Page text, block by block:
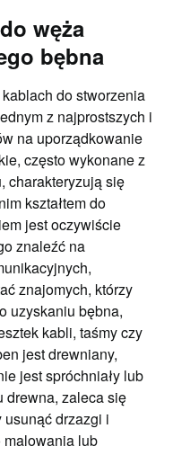
węża
bębna
do stworzenia
z najprostszych i
na uporządkowanie
często wykonane z
charakteryzują się
kształtem do
jest oczywiście
znaleźć na
znajomych, którzy
uzyskaniu bębna,
kabli, taśmy czy
jest drewniany,
jest spróchniały lub
drewna, zaleca się
drzazgi i
malowania lub